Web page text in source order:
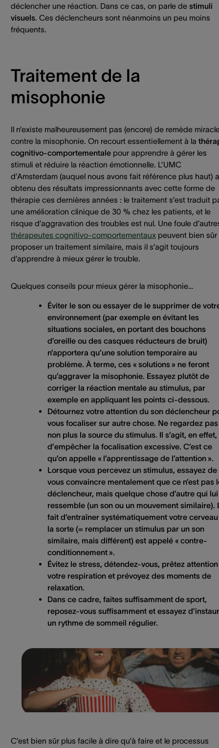
déclencher une réaction. Dans ce cas, on parle de stimuli
visuels . Ces déclencheurs sont néanmoins un peu moins
fréquents.
Traitement de la
misophonie
Il n’existe malheureusement pas (encore) de remède
contre la misophonie. On recourt essentiellement à la
cognitivo-comportementale pour apprendre à gérer les
stimuli et réduire la réaction émotionnelle. L’UMC
d’Amsterdam (auquel nous avons fait référence plus haut) a
obtenu des résultats impressionnants avec cette forme de
thérapie ces dernières années : le traitement s’est traduit
une amélioration clinique de 30 % chez les patients, et le
risque d’aggravation des troubles est nul. Une foule
thérapeutes cognitivo-comportementaux peuvent bien sûr
proposer un traitement similaire, mais il s’agit toujours
d’apprendre à mieux gérer le trouble.
Quelques conseils pour mieux gérer la misophonie…
Éviter le son ou essayer de le supprimer de
environnement (par exemple en évitant les
situations sociales, en portant des bouchons
d’oreille ou des casques réducteurs de bruit)
n’apportera qu’une solution temporaire au
problème. À terme, ces « solutions » ne feront
qu’aggraver la misophonie. Essayez plutôt de
corriger la réaction mentale au stimulus, par
exemple en appliquant les points ci-dessous.
Détournez votre attention du son déclencheur
vous focaliser sur autre chose. Ne regardez pas
non plus la source du stimulus. Il s’agit, en effet,
d’empêcher la focalisation excessive . C’est ce
qu’on appelle « l’apprentissage de l’attention».
Lorsque vous percevez un stimulus, essayez de
vous convaincre mentalement que ce n’est pas
déclencheur, mais quelque chose d’autre qui lui
ressemble (un son ou un mouvement similaire).
fait d’entraîner systématiquement votre
la sorte (= remplacer un stimulus par un son
similaire, mais différent) est appelé « contre-
conditionnement».
Évitez le stress, détendez-vous , prêtez
votre respiration et prévoyez des moments de
relaxation.
Dans ce cadre, faites suffisamment de sport
reposez-vous suffisamment et essayez
un rythme de sommeil régulier.
C’est bien sûr plus facile à dire qu’à faire et le processus